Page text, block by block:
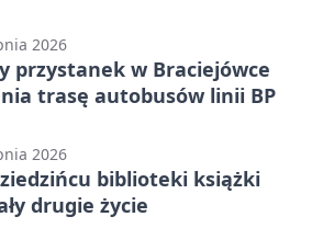
2026
przystanek w Braciejówce
trasę autobusów linii BP
2026
biblioteki książki
drugie życie